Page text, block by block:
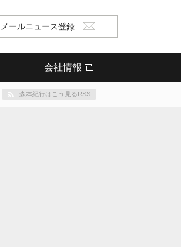
メールニュース登録
会社情報
森本紀行はこう見るRSS